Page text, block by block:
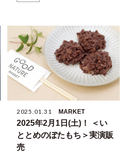
2025.01.31 MARKET
2025年2月1日(土)！ ＜い
ととめのぼたもち＞実演販
売